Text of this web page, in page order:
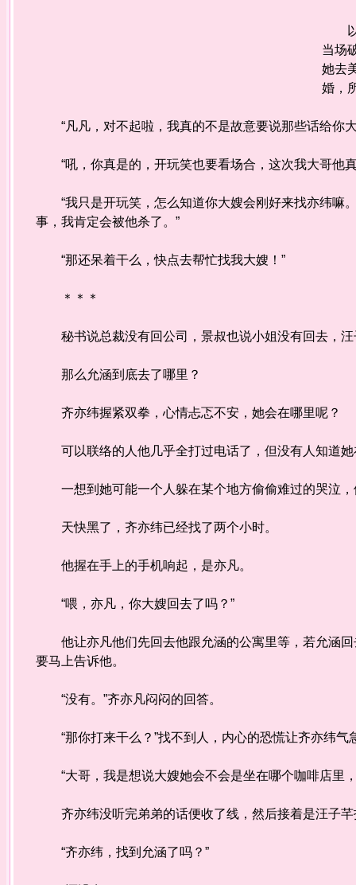
以
当场
她去
婚，
“凡凡，对不起啦，我真的不是故意要说那些话给你
“吼，你真是的，开玩笑也要看场合，这次我大哥他
“我只是开玩笑，怎么知道你大嫂会刚好来找亦纬嘛
事，我肯定会被他杀了。”
“那还呆着干么，快点去帮忙找我大嫂！”
＊＊＊
秘书说总裁没有回公司，景叔也说小姐没有回去，
那么允涵到底去了哪里？
齐亦纬握紧双拳，心情忐忑不安，她会在哪里呢？
可以联络的人他几乎全打过电话了，但没有人知道她
一想到她可能一个人躲在某个地方偷偷难过的哭泣，
天快黑了，齐亦纬已经找了两个小时。
他握在手上的手机响起，是亦凡。
“喂，亦凡，你大嫂回去了吗？”
他让亦凡他们先回去他跟允涵的公寓里等，若允涵回
要马上告诉他。
“没有。”齐亦凡闷闷的回答。
“那你打来干么？”找不到人，内心的恐慌让齐亦纬气
“大哥，我是想说大嫂她会不会是坐在哪个咖啡店里
齐亦纬没听完弟弟的话便收了线，然后接着是汪子芊
“齐亦纬，找到允涵了吗？”